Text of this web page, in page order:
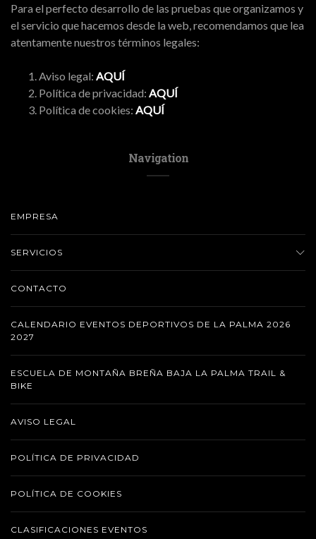
Para el perfecto desarrollo de las pruebas que organizamos y
el servicio que hacemos desde la web, recomendamos que lea
atentamente nuestros términos legales:
Aviso legal: AQUÍ
Política de privacidad: AQUÍ
Política de cookies: AQUÍ
Navigation
EMPRESA
SERVICIOS
CONTACTO
CALENDARIO EVENTOS DEPORTIVOS DE LA PALMA 2026
2027
ESCUELA DE MONTAÑA BREÑA BAJA LA PALMA TRAIL &
BIKE
AVISO LEGAL
POLÍTICA DE PRIVACIDAD
POLÍTICA DE COOKIES
CLASIFICACIONES EVENTOS